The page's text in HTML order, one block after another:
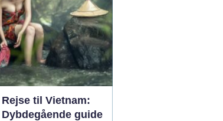
gæstfrihed er Thailan...
Rejse til Vietnam:
Dybdegående guide